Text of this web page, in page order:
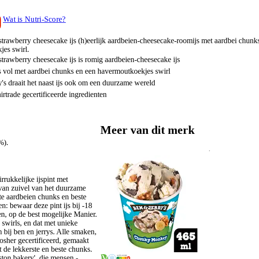
Wat is Nutri-Score?
cheesecake ijs (h)eerlijk aardbeien-cheesecake-roomijs met aardbei
swirl.
cheesecake ijs is romig aardbeien-cheesecake ijs
met aardbei chunks en een havermoutkoekjes swirl
draait het naast ijs ook om een duurzame wereld
gecertificeerde ingredienten
ijspint met
zuivel van het duurzame
aardbeien chunks en beste
bewaar deze pint ijs bij -18
op de best mogelijke Manier.
en dat met unieke
bij ben en jerrys. Alle smaken,
gecertificeerd, gemaakt
lekkerste en beste chunks.
Meer van dit merk